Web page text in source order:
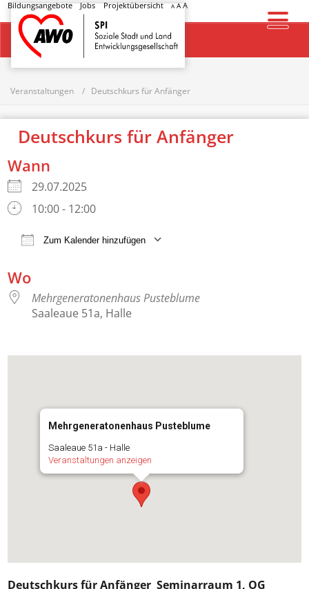
Bildungsangebote Jobs Projektübersicht A AA
Startseite
Veranstaltungen Deutschkurs für Anfänger
Deutschkurs für Anfänger
Wann
29.07.2025
10:00 - 12:00
Zum Kalender hinzufügen
Wo
Mehrgeneratonenhaus Pusteblume
Saaleaue 51a, Halle
Mehrgeneratonenhaus Pusteblume
Saaleaue 51a - Halle
Veranstaltungen anzeigen
Deutschkurs fürAnfänger Seminarraum 1, OG